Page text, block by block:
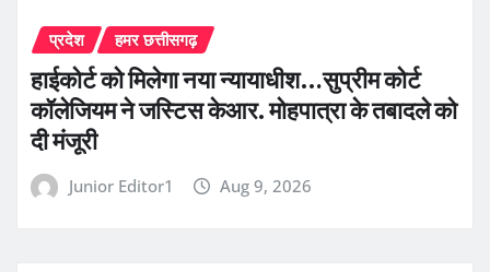
प्रदेश हमर छत्तीसगढ़
हाईकोर्ट को मिलेगा नया न्यायाधीश…सुप्रीम कोर्ट
कॉलेजियम ने जस्टिस केआर. मोहपात्रा के तबादले को
दी मंजूरी
Junior Editor1 Aug 9, 2026